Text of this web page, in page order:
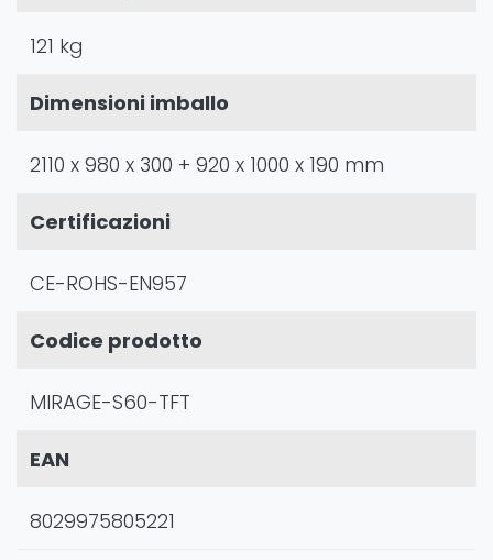
121 kg
Dimensioni imballo
2110 x 980 x 300 + 920 x 1000 x 190 mm
Certificazioni
CE-ROHS-EN957
Codice prodotto
MIRAGE-S60-TFT
EAN
8029975805221